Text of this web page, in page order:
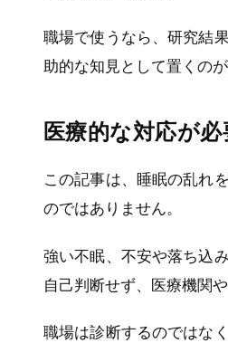
職場で使うなら、研究結
助的な知見として置くのが
医療的な対応が
この記事は、睡眠の乱れ
のではありません。
強い不眠、不安や落ち込
自己判断せず、医療機関
職場は診断するのではな